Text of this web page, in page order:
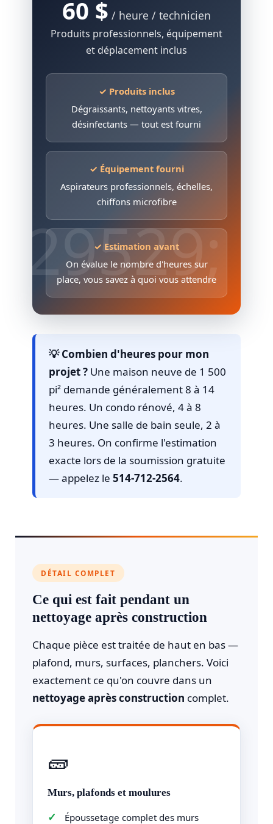
60 $ / heure / technicien
Produits professionnels, équipement
et déplacement inclus
✓ Produits inclus
Dégraissants, nettoyants vitres,
désinfectants — tout est fourni
✓ Équipement fourni
Aspirateurs professionnels, échelles,
chiffons microfibre
✓ Estimation avant
On évalue le nombre d'heures sur
place, vous savez à quoi vous attendre
💡 Combien d'heures pour mon
projet ? Une maison neuve de 1 500
pi² demande généralement 8 à 14
heures. Un condo rénové, 4 à 8
heures. Une salle de bain seule, 2 à
3 heures. On confirme l'estimation
exacte lors de la soumission gratuite
— appelez le 514-712-2564.
DÉTAIL COMPLET
Ce qui est fait pendant un
nettoyage après construction
Chaque pièce est traitée de haut en bas —
plafond, murs, surfaces, planchers. Voici
exactement ce qu'on couvre dans un
nettoyage après construction complet.
🧱
Murs, plafonds et moulures
Époussetage complet des murs